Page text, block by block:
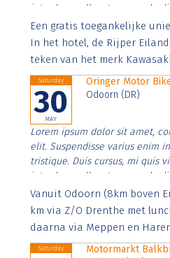
interdum nulla, ut commodo
Aenean faucibus nibh et justo
imperdiet. Nunc ut sem vitae
Een gratis toegankelijke
In het hotel, de Rijper
teken van het merk
Saturday
30
MAY
Oringer Motor
Odoorn (DR)
Lorem ipsum dolor sit amet,
elit. Suspendisse varius enim
tristique. Duis cursus, mi quis
interdum nulla, ut commodo
Aenean faucibus nibh et justo
imperdiet. Nunc ut sem vitae
Vanuit Odoorn (8km boven
km via Z/O Drenthe met
daarna via Meppen en
Saturday
Motormarkt